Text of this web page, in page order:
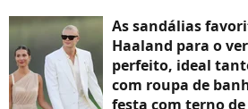
As sandálias
Haaland para o
perfeito, ideal
com roupa de
festa com terno